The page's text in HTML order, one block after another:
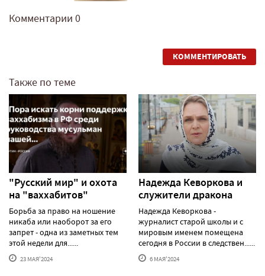
Комментарии 0
КОММЕНТИРОВАТЬ
Также по теме
"Русский мир" и охота
на "ваххабитов"
Борьба за право на ношение
никаба или наоборот за его
запрет - одна из заметных тем
этой недели для......
23 МАЯ'2024
Надежда Кеворкова и
служители дракона
Надежда Кеворкова -
журналист старой школы и с
мировым именем помещена
сегодня в России в следствен......
6 МАЯ'2024